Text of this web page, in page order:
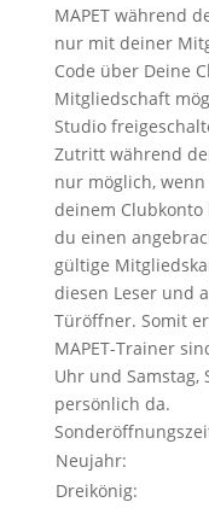
MAPET während
nur mit deiner
Code über Deine
Mitgliedschaft
Studio
Zutritt während
nur möglich,
deinem
du einen
gültige
diesen Leser und
Türöffner. Somit
MAPET-Trainer
Uhr und Samstag,
persönlich da.
Neujahr:
Dreikönig: